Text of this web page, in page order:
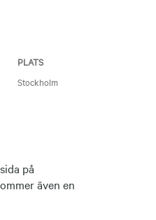
PLATS
Stockholm
på
även en